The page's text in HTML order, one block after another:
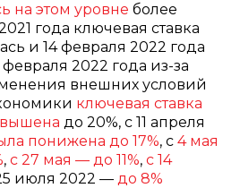
на этом уровне более
года ключевая ставка
и 14 февраля 2022 года
февраля 2022 года из-за
внешних условий
ключевая ставка
до 20%, с 11 апреля
понижена до 17%, с 4 мая
, с 27 мая — до 11%, с 14
июля 2022 — до 8%